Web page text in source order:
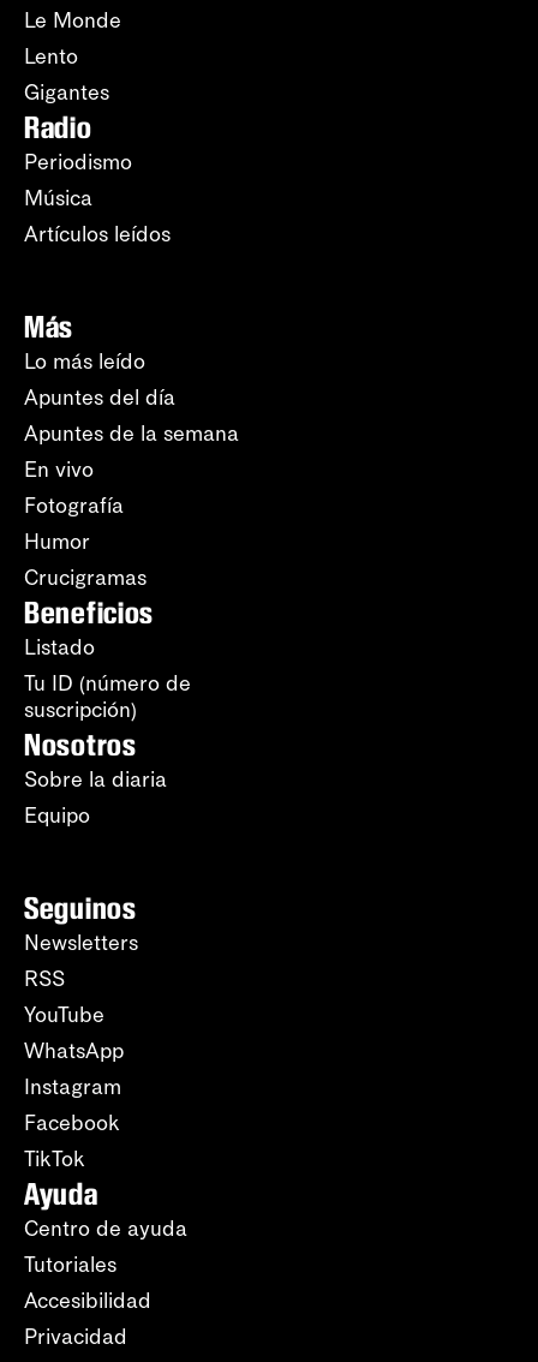
Le Monde
Lento
Gigantes
Radio
Periodismo
Música
Artículos leídos
Más
Lo más leído
Apuntes del día
Apuntes de la semana
En vivo
Fotografía
Humor
Crucigramas
Beneficios
Listado
Tu ID (número de
suscripción)
Nosotros
Sobre la diaria
Equipo
Seguinos
Newsletters
RSS
YouTube
WhatsApp
Instagram
Facebook
TikTok
Ayuda
Centro de ayuda
Tutoriales
Accesibilidad
Privacidad